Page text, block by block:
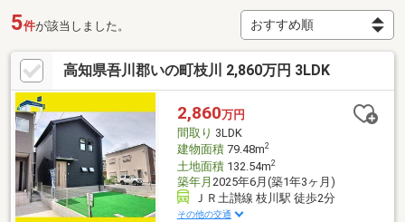
5件が該当しました。
高知県吾川郡いの町枝川 2,860万円 3LDK
2,860万円
間取り 3LDK
建物面積79.48m2
土地面積132.54m2
築年月 2025年6月(築1年3ヶ月)
ＪＲ土讃線 枝川駅 徒歩2分
その他の交通